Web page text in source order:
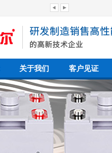
关于我们 客户见证